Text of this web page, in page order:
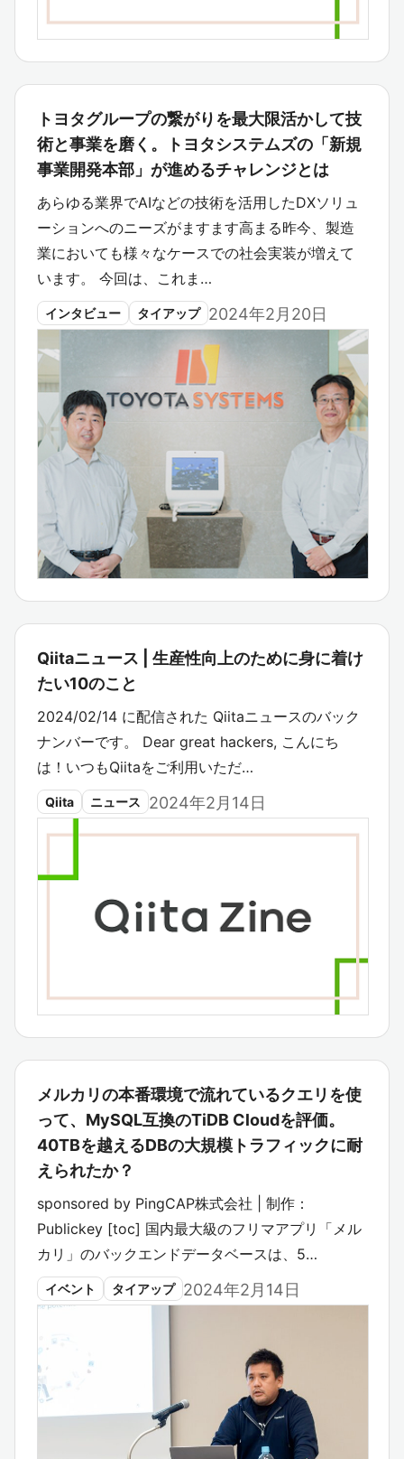
トヨタグループの繋がりを最大限活かして技
術と事業を磨く。トヨタシステムズの「新規
事業開発本部」が進めるチャレンジとは
あらゆる業界でAIなどの技術を活用したDXソリュ
ーションへのニーズがますます高まる昨今、製造
業においても様々なケースでの社会実装が増えて
います。 今回は、これま…
インタビュー タイアップ 2024年2月20日
Qiitaニュース | 生産性向上のために身に着け
たい10のこと
2024/02/14 に配信された Qiitaニュースのバック
ナンバーです。 Dear great hackers, こんにち
は！いつもQiitaをご利用いただ…
Qiita ニュース 2024年2月14日
メルカリの本番環境で流れているクエリを使
って、MySQL互換のTiDB Cloudを評価。
40TBを越えるDBの大規模トラフィックに耐
えられたか？
sponsored by PingCAP株式会社 | 制作：
Publickey [toc] 国内最大級のフリマアプリ「メル
カリ」のバックエンドデータベースは、5…
イベント タイアップ 2024年2月14日